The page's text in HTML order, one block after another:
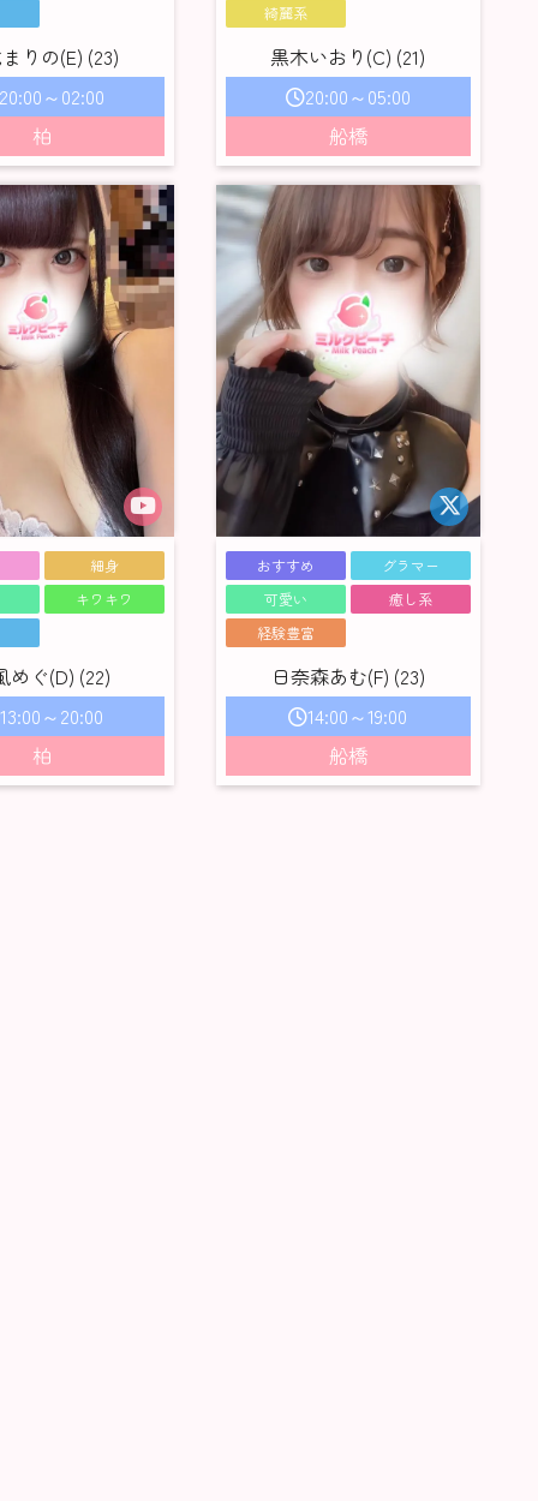
りの(E) (23)
～02:00
柏
綺麗系
黒木いおり(C) (21)
20:00～05:00
船橋
細身
キワキワ
めぐ(D) (22)
13:00～20:00
柏
おすすめ
グラマー
可愛い
癒し系
経験豊富
日奈森あむ(F) (23)
14:00～19:00
船橋